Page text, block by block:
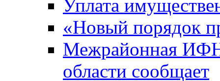
Уплата
«Новый порядок
Межрайонная
области сообщает